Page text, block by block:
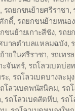
, รถยกขนย้ายศรีราชา,
กดิ์, รถยกขนย้ายหนอ
ขนย้ายเกาะสีชัง, รถย
บาลตำบลแหลมฉบัง,
ายในศรีราชา, รถเทร
ะจันทร์, รถโลวเบดบ่อ
ะ, รถโลวเบดบางละมุง
โลวเบดพนัสนิคม, รถ
, รถโลวเบดสัตหีบ, รถ